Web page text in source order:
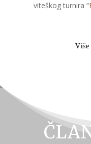
viteškog turnira “